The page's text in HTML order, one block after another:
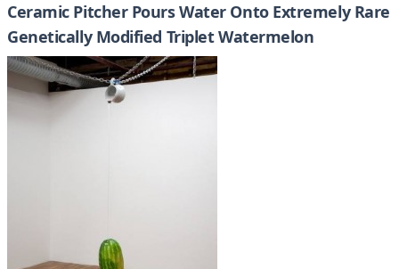
Ceramic Pitcher Pours Water Onto Extremely Rare
Genetically Modified Triplet Watermelon